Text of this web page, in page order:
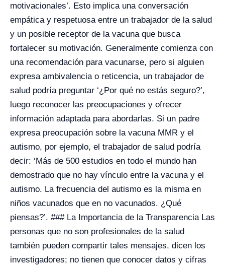
motivacionales’. Esto implica una conversación
empática y respetuosa entre un trabajador de la salud
y un posible receptor de la vacuna que busca
fortalecer su motivación. Generalmente comienza con
una recomendación para vacunarse, pero si alguien
expresa ambivalencia o reticencia, un trabajador de
salud podría preguntar ‘¿Por qué no estás seguro?’,
luego reconocer las preocupaciones y ofrecer
información adaptada para abordarlas. Si un padre
expresa preocupación sobre la vacuna MMR y el
autismo, por ejemplo, el trabajador de salud podría
decir: ‘Más de 500 estudios en todo el mundo han
demostrado que no hay vínculo entre la vacuna y el
autismo. La frecuencia del autismo es la misma en
niños vacunados que en no vacunados. ¿Qué
piensas?’. ### La Importancia de la Transparencia Las
personas que no son profesionales de la salud
también pueden compartir tales mensajes, dicen los
investigadores; no tienen que conocer datos y cifras